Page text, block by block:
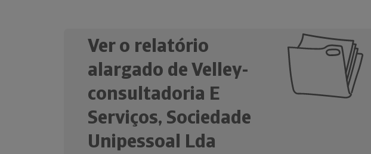
Ver o relatório
alargado de Velley-
consultadoria E
Serviços, Sociedade
Unipessoal Lda